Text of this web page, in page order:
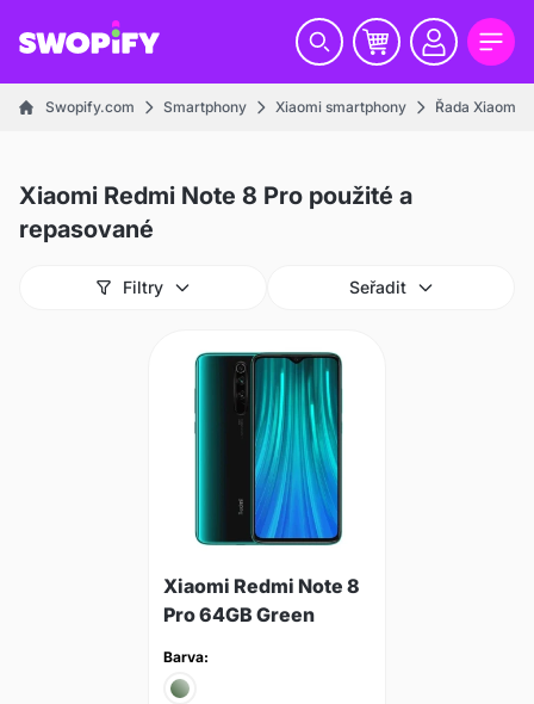
Swopify.com Smartphony Xiaomi smartphony Řada Xiaomi
Xiaomi Redmi Note 8 Pro použité a
repasované
Filtry Seřadit
Xiaomi Redmi Note 8
Pro 64GB Green
Barva: